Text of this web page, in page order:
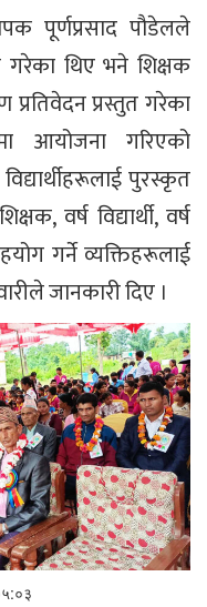
पूर्णप्रसाद पौडेलले
गरेका थिए भने शिक्षक
प्रतिवेदन प्रस्तुत गरेका
आयोजना गरिएको
पुरस्कृत
वर्ष विद्यार्थी, वर्ष
गर्ने व्यक्तिहरूलाई
जानकारी दिए ।